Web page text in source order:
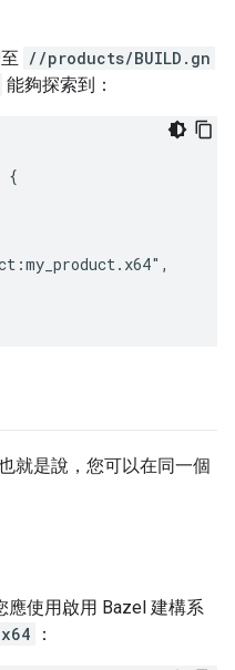
//products/BUILD.gn
能夠探索到：
{
就是說，您可以在同一個
應使用啟用 Bazel 建構系
：